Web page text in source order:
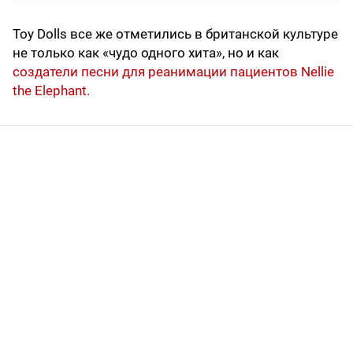
Toy Dolls все же отметились в британской культуре
не только как «чудо одного хита», но и как
создатели песни для реанимации пациентов Nellie
the Elephant.